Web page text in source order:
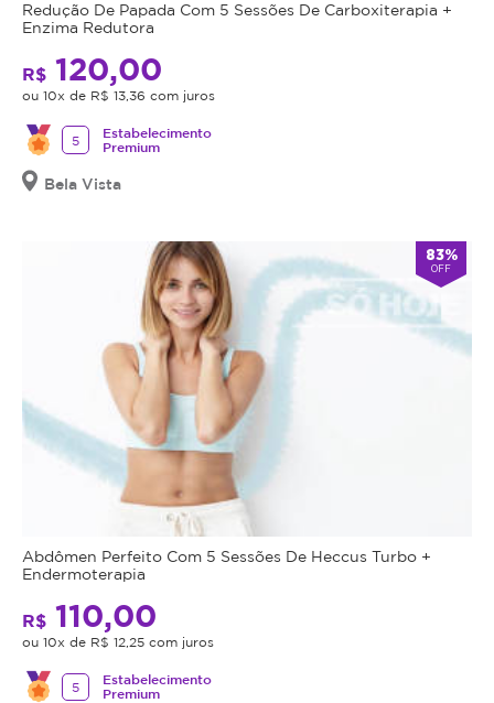
Redução De Papada Com 5 Sessões De Carboxiterapia +
Enzima Redutora
R$ 120,00
ou 10x de R$ 13,36 com juros
5
Estabelecimento
Premium
Bela Vista
83%
OFF
Abdômen Perfeito Com 5 Sessões De Heccus Turbo +
Endermoterapia
R$ 110,00
ou 10x de R$ 12,25 com juros
5
Estabelecimento
Premium